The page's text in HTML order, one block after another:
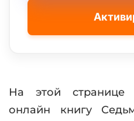
На этой
онлайн книгу